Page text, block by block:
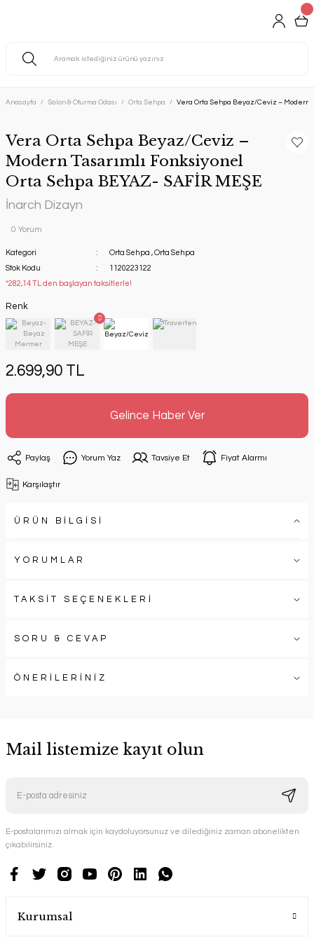
Anasayfa Salon & Oturma Odası Orta Sehpa Vera Orta Sehpa Beyaz/Ceviz – Modern
Vera Orta Sehpa Beyaz/Ceviz –
Modern Tasarımlı Fonksiyonel
Orta Sehpa BEYAZ- SAFİR MEŞE
İnarch Dizayn
0 Yorum
Kategori Orta Sehpa ,Orta Sehpa
Stok Kodu
1120223122
*282,14 TL den başlayan taksitlerle!
Renk
2.699,90 TL
Gelince Haber Ver
Paylaş Yorum Yaz Tavsiye Et Fiyat Alarmı
Karşılaştır
ÜRÜN BİLGİSİ
YORUMLAR
TAKSİT SEÇENEKLERİ
SORU & CEVAP
ÖNERİLERİNİZ
Mail listemize kayıt olun
E-postalarımızı almak için kaydoluyorsunuz ve dilediğiniz zaman abonelikten
çıkabilirsiniz.
Kurumsal